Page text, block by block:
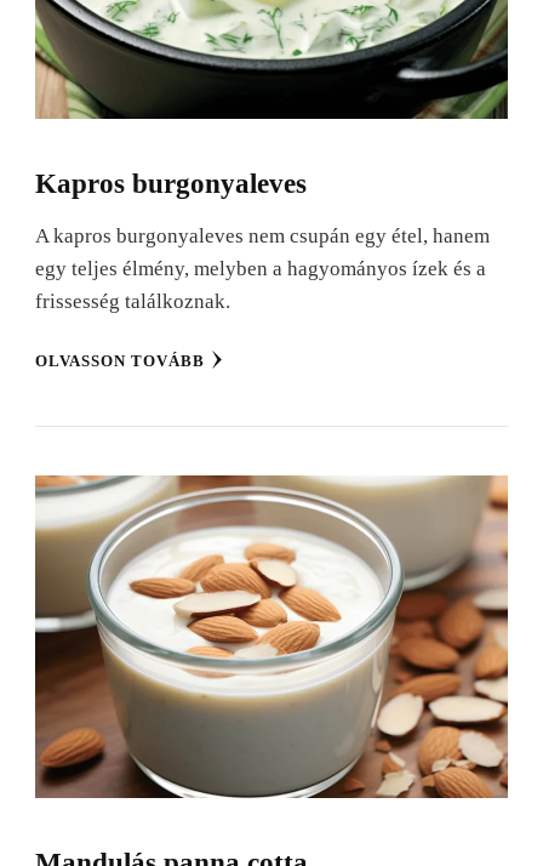
Kapros burgonyaleves
A kapros burgonyaleves nem csupán egy étel, hanem
egy teljes élmény, melyben a hagyományos ízek és a
frissesség találkoznak.
OLVASSON TOVÁBB